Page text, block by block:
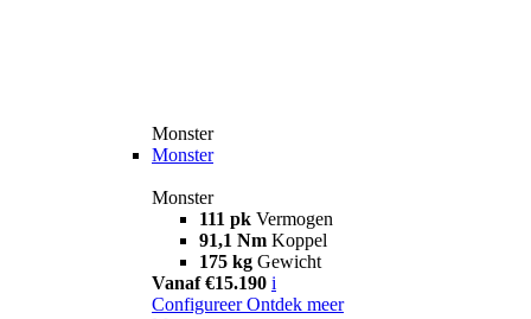
Monster
Monster
Monster
111 pk Vermogen
91,1 Nm Koppel
175 kg Gewicht
Vanaf €15.190 i
Configureer Ontdek meer